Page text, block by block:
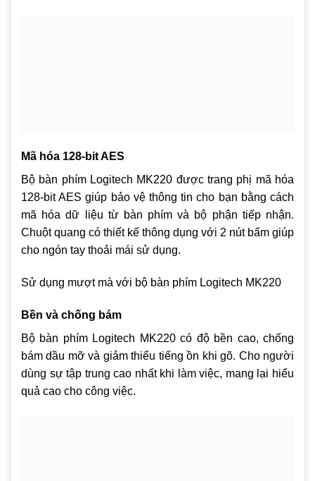
Mã hóa 128-bit AES
Bộ bàn phím Logitech MK220 được trang phị mã hóa
128-bit AES giúp bảo vệ thông tin cho bạn bằng cách
mã hóa dữ liệu từ bàn phím và bộ phận tiếp nhận.
Chuột quang có thiết kế thông dụng với 2 nút bấm giúp
cho ngón tay thoải mái sử dụng.
Sử dụng mượt mà với bộ bàn phím Logitech MK220
Bền và chống bám
Bộ bàn phím Logitech MK220 có độ bền cao, chống
bám dầu mỡ và giảm thiểu tiếng ồn khi gõ. Cho người
dùng sự tập trung cao nhất khi làm việc, mang lại hiểu
quả cao cho công việc.